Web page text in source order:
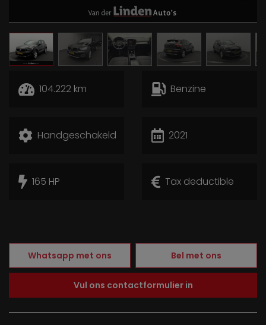
104.222 km Benzine
Handgeschakeld 2021
165 HP Tax deductible
Whatsapp met ons Bel met ons
Vul ons contactformulier in